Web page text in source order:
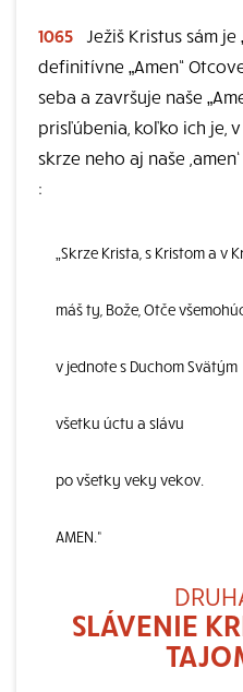
1065 Ježiš Kristus sám je
definitívne „Amen“
seba a završuje naše
prisľúbenia, koľko ich je,
skrze neho aj naše
:
„Skrze Krista, s Kristom a v
máš ty, Bože, Otče
v jednote s Duchom Svätým
všetku úctu a slávu
po všetky veky vekov.
AMEN.“
SLÁVENIE